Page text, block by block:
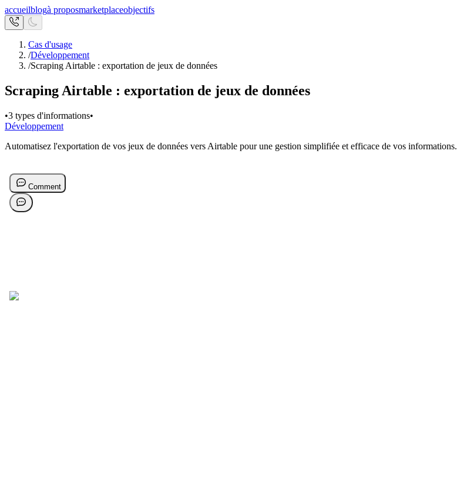
accueilblogà proposmarketplaceobjectifs
Cas d'usage
/Développement
/Scraping Airtable : exportation de jeux de données
Scraping Airtable : exportation de jeux de données
•3 types d'informations•
Développement
Automatisez l'exportation de vos jeux de données vers Airtable pour une gestion simplifiée et efficace de vos informations.